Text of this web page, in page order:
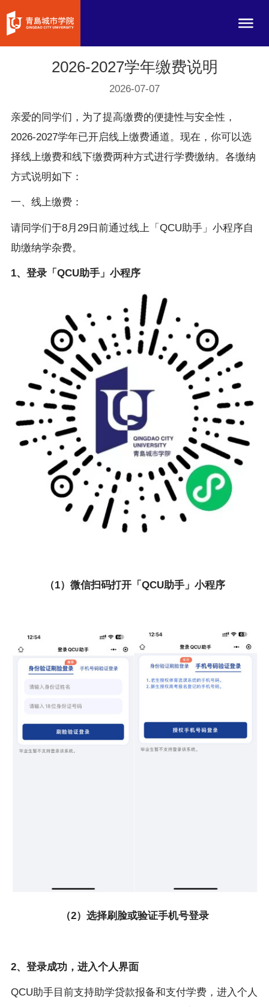
2026-2027学年缴费说明
2026-07-07
亲爱的同学们，为了提高缴费的便捷性与安全性，
2026-2027学年已开启线上缴费通道。现在，你可以选
择线上缴费和线下缴费两种方式进行学费缴纳。各缴纳
方式说明如下：
一、线上缴费：
请同学们于8月29日前通过线上「QCU助手」小程序自
助缴纳学杂费。
1、登录「QCU助手」小程序
（1）微信扫码打开「QCU助手」小程序
（2）选择刷脸或验证手机号登录
2、登录成功，进入个人界面
QCU助手目前支持助学贷款报备和支付学费，进入个人